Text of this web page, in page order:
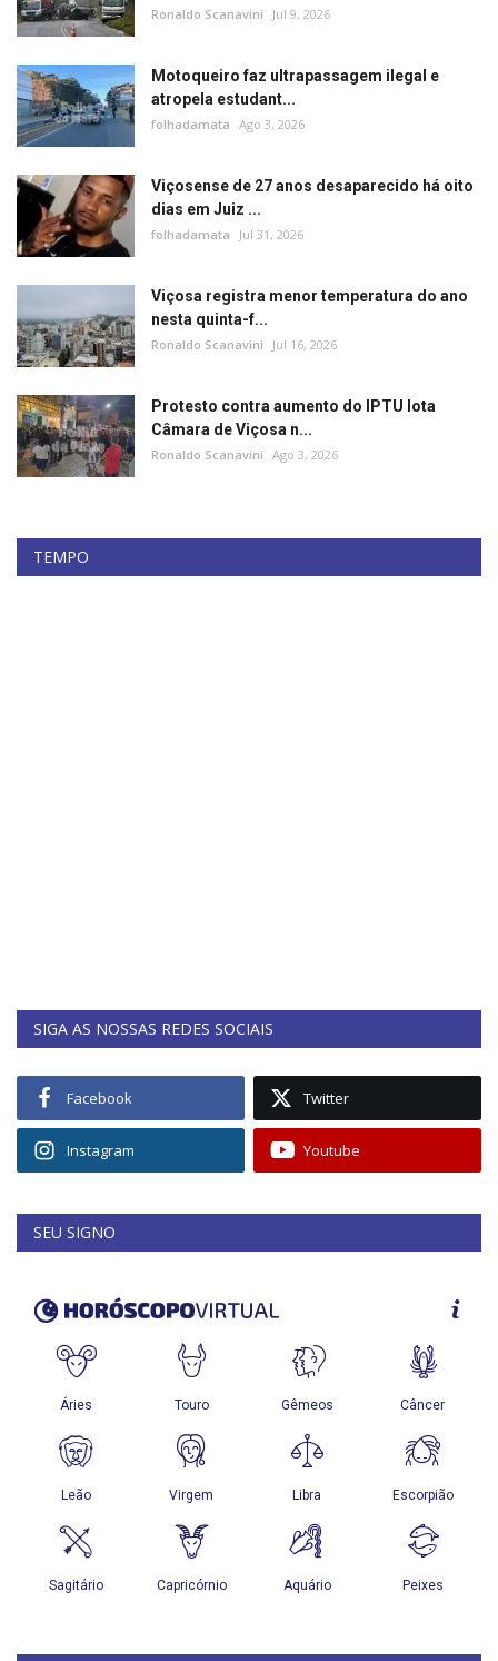
Ronaldo Scanavini Jul 9, 2026
Motoqueiro faz ultrapassagem ilegal e
atropela estudant...
folhadamata Ago 3, 2026
Viçosense de 27 anos desaparecido há oito
dias em Juiz ...
folhadamata Jul 31, 2026
Viçosa registra menor temperatura do ano
nesta quinta-f...
Ronaldo Scanavini Jul 16, 2026
Protesto contra aumento do IPTU lota
Câmara de Viçosa n...
Ronaldo Scanavini Ago 3, 2026
TEMPO
SIGA AS NOSSAS REDES SOCIAIS
Facebook Twitter
Instagram Youtube
SEU SIGNO